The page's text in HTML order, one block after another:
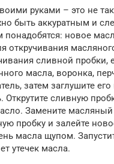
руками – это не
быть аккуратным и
понадобятся: новое
откручивания
сливной пробки,
масла, воронка,
затем заглушите
Открутите сливную
Замените
пробку и залейте
масла щупом.
утечек масла.